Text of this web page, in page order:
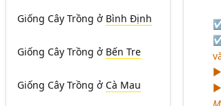
Giống Cây Trồng ở Bình Định
Giống Cây Trồng ở Bến Tre
Giống Cây Trồng ở Cà Mau